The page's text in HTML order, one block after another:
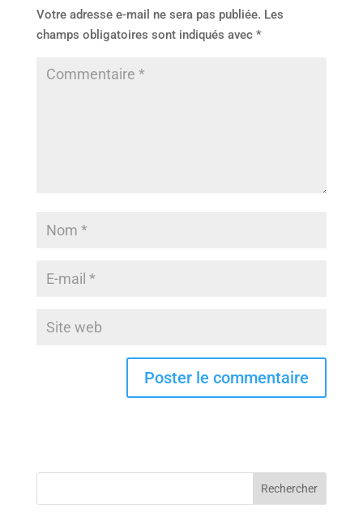
Votre adresse e-mail ne sera pas publiée. Les
champs obligatoires sont indiqués avec *